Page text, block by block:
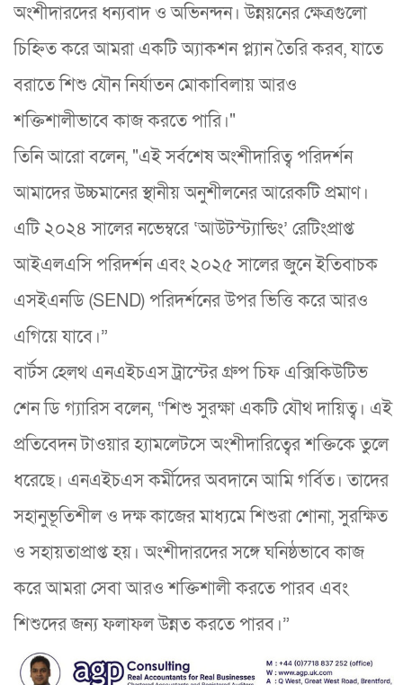
অংশীদারদের ধন্যবাদ ও অভিনন্দন। উন্নয়নের ক্ষেত্রগুলো
চিহ্নিত করে আমরা একটি অ্যাকশন প্ল্যান তৈরি করব, যাতে
বরাতে শিশু যৌন নির্যাতন মোকাবিলায় আরও
শক্তিশালীভাবে কাজ করতে পারি।"
তিনি আরো বলেন, "এই সর্বশেষ অংশীদারিত্ব পরিদর্শন
আমাদের উচ্চমানের স্থানীয় অনুশীলনের আরেকটি প্রমাণ।
এটি ২০২৪ সালের নভেম্বরে ‘আউটস্ট্যান্ডিং’ রেটিংপ্রাপ্ত
আইএলএসি পরিদর্শন এবং ২০২৫ সালের জুনে ইতিবাচক
এসইএনডি (SEND) পরিদর্শনের উপর ভিত্তি করে আরও
এগিয়ে যাবে।”
বার্টস হেলথ এনএইচএস ট্রাস্টের গ্রুপ চিফ এক্সিকিউটিভ
শেন ডি গ্যারিস বলেন, “শিশু সুরক্ষা একটি যৌথ দায়িত্ব। এই
প্রতিবেদন টাওয়ার হ্যামলেটসে অংশীদারিত্বের শক্তিকে তুলে
ধরেছে। এনএইচএস কর্মীদের অবদানে আমি গর্বিত। তাদের
সহানুভূতিশীল ও দক্ষ কাজের মাধ্যমে শিশুরা শোনা, সুরক্ষিত
ও সহায়তাপ্রাপ্ত হয়। অংশীদারদের সঙ্গে ঘনিষ্ঠভাবে কাজ
করে আমরা সেবা আরও শক্তিশালী করতে পারব এবং
শিশুদের জন্য ফলাফল উন্নত করতে পারব।”